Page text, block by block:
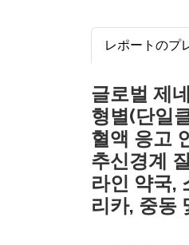
レポートのプ
글로벌 제
형별(단일
혈액 응고
추신경계
라인 약국,
리카, 중동